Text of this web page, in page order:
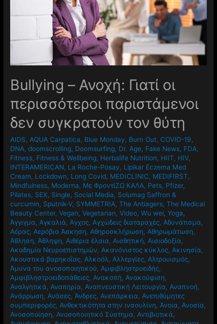
Βullying – Ανοχή: Γιατί οι
περισσότεροι παριστάμενοι
δεν συγκρατούν τον θύτη
AIDS, AQUA Carpatica, Blue Monday, Burn Out, COVID-19,
DNA,doomscrolling, Doomsurfing, Dr. Age, Fake News, FDA,
Fitness, Fitness & Wellbeing, Herbalife Nutrition, HIIT, HIV,
INTERAMERICAN, La Roche-Posay, Lipikar Eczema Med
Cream, Lockdown, Long Covid, MEDICLINIC, MEDIFIRST,
Mindfulness, Moderna, Mε ΦροντίΖΩ ΚΑΛΑ, Pets, Pfizer,
Pilates, SEX, Single, Social Media, Solumag Saffron &
curcumin, Sputnik-V, SYMMETRIA,The Antiagers,The Medical
Beauty Center,Vegan,Vegetarian,Video,Wu wei,Yoga,
Άγγιγμα, Αγκαλιά, Άγχος, Αγχώδεις διαταραχές, Αδυνάτισμα,
Αέρας, Αερόβια Άσκηση, Αθηροσκλήρωση, Αθηρωμάτωση,
Άθληση, Άθληψη, Αιθέρια έλαια, Αισθητική, Αισιοδοξία,
Ακαδημία Νευροεπιστημών, Ακανόνιστος κύκλος, Ακινησία,
Ακουστικά βαρηκοΐας, Αλκοόλ, Αλλεργίες, Αλτρουισμός,
Άμυνα του ανοσοποιητικού, Αμφιβληστροειδής,
Αμφιβληστροειδοπάθειες, Ανακοπή, Ανακούφιση,
Αναλγητικά, Αναπηρία, Αναπνευστική Λειτουργία, Αναπνοή,
Ανάρρωση, Ανάσες, Άνδρες, Ανεπάρκεια, Ανεπιθύμητες
συμπεριφορές, Ανθεκτικότητα στην ινσουλίνη, Άνοια, Ανοσία,
Ανοσοποίηση, Ανοσοποιητικό Σύστημα, Αντιβιοτικά,